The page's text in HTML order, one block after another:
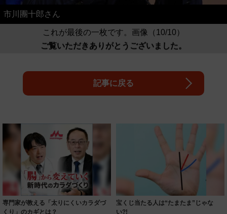
市川團十郎さん
これが最後の一枚です。画像（10/10）
ご覧いただきありがとうございました。
記事に戻る
専門家が教える「太りにくいカラダづ
くり」のカギとは？
宝くじ当たる人は“たまたま”じゃな
い?!